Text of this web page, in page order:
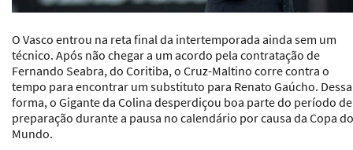
O Vasco entrou na reta final da intertemporada ainda sem um
técnico. Após não chegar a um acordo pela contratação de
Fernando Seabra, do Coritiba, o Cruz-Maltino corre contra o
tempo para encontrar um substituto para Renato Gaúcho. Dessa
forma, o Gigante da Colina desperdiçou boa parte do período de
preparação durante a pausa no calendário por causa da Copa do
Mundo.